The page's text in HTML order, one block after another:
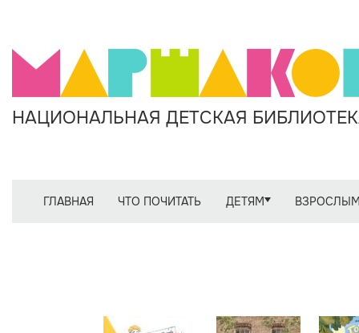
НАЦИОНАЛЬНАЯ ДЕТСКАЯ
ГЛАВНАЯ ЧТО ПОЧИТАТЬ ДЕТЯМ